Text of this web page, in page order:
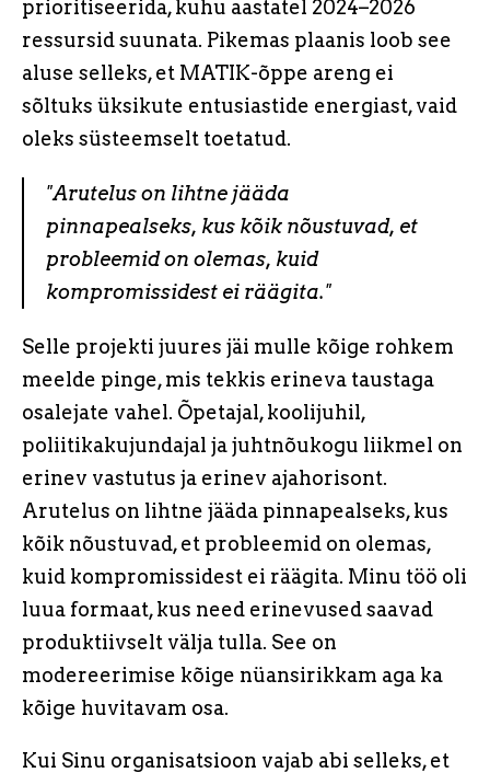
prioritiseerida, kuhu aastatel 2024–2026
ressursid suunata. Pikemas plaanis loob see
aluse selleks, et MATIK-õppe areng ei
sõltuks üksikute entusiastide energiast, vaid
oleks süsteemselt toetatud.
"Arutelus on lihtne jääda
pinnapealseks, kus kõik nõustuvad, et
probleemid on olemas, kuid
kompromissidest ei räägita."
Selle projekti juures jäi mulle kõige rohkem
meelde pinge, mis tekkis erineva taustaga
osalejate vahel. Õpetajal, koolijuhil,
poliitikakujundajal ja juhtnõukogu liikmel on
erinev vastutus ja erinev ajahorisont.
Arutelus on lihtne jääda pinnapealseks, kus
kõik nõustuvad, et probleemid on olemas,
kuid kompromissidest ei räägita. Minu töö oli
luua formaat, kus need erinevused saavad
produktiivselt välja tulla. See on
modereerimise kõige nüansirikkam aga ka
kõige huvitavam osa.
Kui Sinu organisatsioon vajab abi selleks, et